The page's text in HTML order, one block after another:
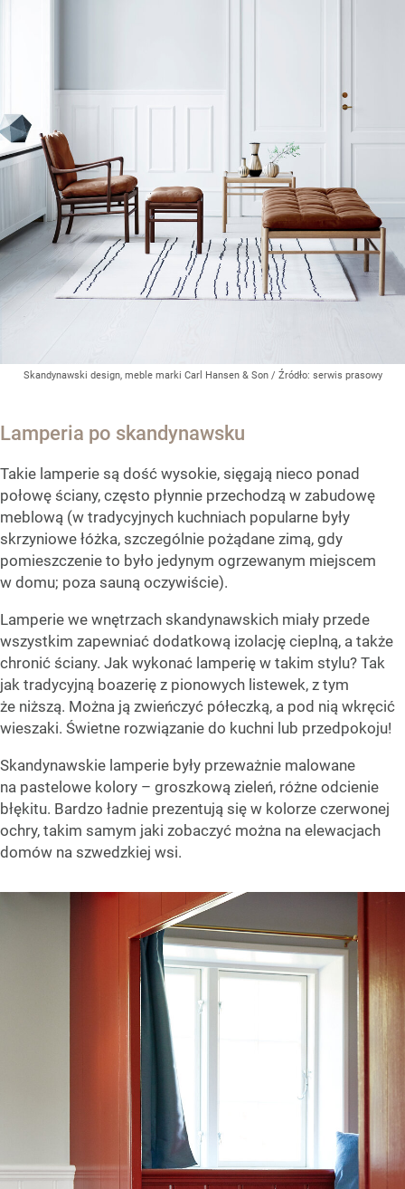
Skandynawski design, meble marki Carl Hansen & Son / Źródło: serwis prasowy
Lamperia po skandynawsku
Takie lamperie są dość wysokie, sięgają nieco ponad
połowę ściany, często płynnie przechodzą w zabudowę
meblową (w tradycyjnych kuchniach popularne były
skrzyniowe łóżka, szczególnie pożądane zimą, gdy
pomieszczenie to było jedynym ogrzewanym miejscem
w domu; poza sauną oczywiście).
Lamperie we wnętrzach skandynawskich miały przede
wszystkim zapewniać dodatkową izolację cieplną, a także
chronić ściany. Jak wykonać lamperię w takim stylu? Tak
jak tradycyjną boazerię z pionowych listewek, z tym
że niższą. Można ją zwieńczyć półeczką, a pod nią wkręcić
wieszaki. Świetne rozwiązanie do kuchni lub przedpokoju!
Skandynawskie lamperie były przeważnie malowane
na pastelowe kolory – groszkową zieleń, różne odcienie
błękitu. Bardzo ładnie prezentują się w kolorze czerwonej
ochry, takim samym jaki zobaczyć można na elewacjach
domów na szwedzkiej wsi.